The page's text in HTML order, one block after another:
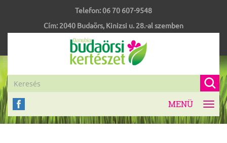
Telefon:06 70 607-9548
Cím: 2040 Budaörs, Kinizsi u. 28.-al szemben
MENÜ